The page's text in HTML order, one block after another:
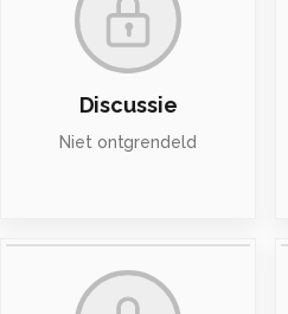
Discussie
Niet ontgrendeld